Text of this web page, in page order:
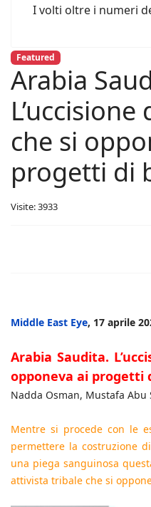
I volti oltre i numeri
Featured
Arabia
L’uccisione
che si
progetti di
Visite: 3933
Middle East Eye, 17 aprile
Arabia Saudita.
opponeva ai progetti
Nadda Osman, Mustafa Abu
Mentre si procede con le
permettere la costruzione
una piega sanguinosa
attivista tribale che si